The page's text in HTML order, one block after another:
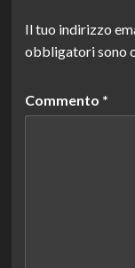
Il tuo indirizzo
obbligatori sono
Commento *